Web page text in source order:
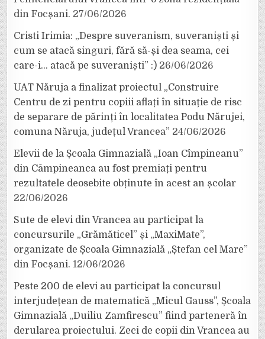
din Focșani. 27/06/2026
Cristi Irimia: „Despre suveranism, suveraniști și
cum se atacă singuri, fără să-și dea seama, cei
care-i… atacă pe suveraniști” :) 26/06/2026
UAT Năruja a finalizat proiectul „Construire
Centru de zi pentru copiii aflați în situație de risc
de separare de părinți în localitatea Podu Nărujei,
comuna Năruja, județul Vrancea” 24/06/2026
Elevii de la Școala Gimnazială „Ioan Cîmpineanu”
din Câmpineanca au fost premiați pentru
rezultatele deosebite obținute în acest an școlar
22/06/2026
Sute de elevi din Vrancea au participat la
concursurile „Grămăticel” și „MaxiMate”,
organizate de Școala Gimnazială „Ștefan cel Mare”
din Focșani. 12/06/2026
Peste 200 de elevi au participat la concursul
interjudețean de matematică „Micul Gauss”, Școala
Gimnazială „Duiliu Zamfirescu” fiind parteneră în
derularea proiectului. Zeci de copii din Vrancea au